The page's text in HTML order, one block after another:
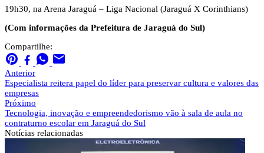
19h30, na Arena Jaraguá – Liga Nacional (Jaraguá X Corinthians)
(Com informações da Prefeitura de Jaraguá do Sul)
Compartilhe:
Anterior
Especialista reitera papel do líder para preservar cultura e valores das
empresas
Próximo
Tecnologia, inovação e empreendedorismo vão à sala de aula no
contraturno escolar em Jaraguá do Sul
Notícias relacionadas